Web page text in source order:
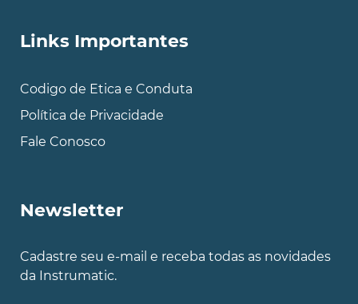
Links Importantes
Codigo de Etica e Conduta
Política de Privacidade
Fale Conosco
Newsletter
Cadastre seu e-mail e receba todas as novidades
da Instrumatic.